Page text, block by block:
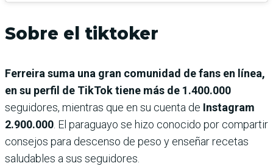
Sobre el tiktoker
Ferreira suma una gran comunidad de fans en línea,
en su perfil de TikTok tiene más de 1.400.000
seguidores, mientras que en su cuenta de Instagram
2.900.000. El paraguayo se hizo conocido por compartir
consejos para descenso de peso y enseñar recetas
saludables a sus seguidores.